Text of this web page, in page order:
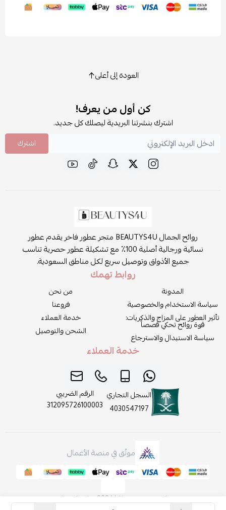
العودة إلى أعلى
كن أول من يعرف!
اشترك بنشرتنا البريدية ليصلك كل جديد.
اشترك
روائح الجمال BEAUTYS4U متجر عطور فاخر يقدم عطور
نسائية ورجالية أصلية 100٪ مع تشكيلة عطور حصرية تناسب
جميع الأذواق وتوصيل سريع لكل مناطق السعودية.
روابط تهمك
المدونة
سياسة الاستخدام والخصوصية
تأثير العطور على المزاج والذكريات:
قوة روائح تحكي قصصاً
سياسة الاستبدال والاسترجاع
من نحن
فروعنا
خدمة العملاء
الشحن والتوصيل
خدمة العملاء
السجل التجاري
4030547197
الرقم الضريبي
312095726100003
موثّق في منصة الأعمال
الحقوق محفوظة | 2026 روائح الجمال